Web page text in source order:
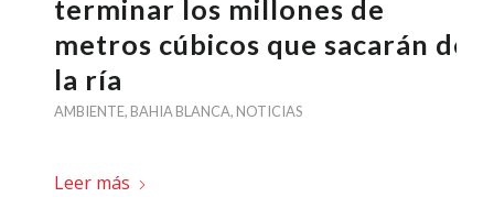
terminar los millones de
metros cúbicos que sacarán de
la ría
AMBIENTE, BAHIA BLANCA, NOTICIAS
Leer más